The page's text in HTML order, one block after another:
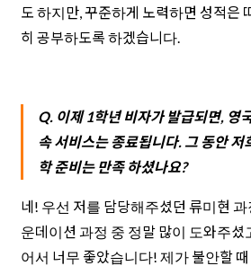
도 하지만, 꾸준하게 노력하면 성적은
히 공부하도록 하겠습니다.
Q. 이제 1학년 비자가 발급되면, 영
속 서비스는 종료됩니다. 그 동안 저
학 준비는 만족 하셨나요?
네! 우선 저를 담당해주셨던 류미현
운데이션 과정 중 정말 많이 도와주셨
어서 너무 좋았습니다! 제가 불안할